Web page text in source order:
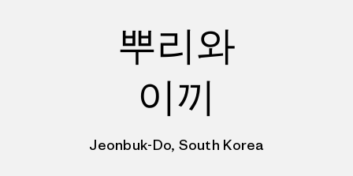
뿌리와
이끼
Jeonbuk-Do, South Korea